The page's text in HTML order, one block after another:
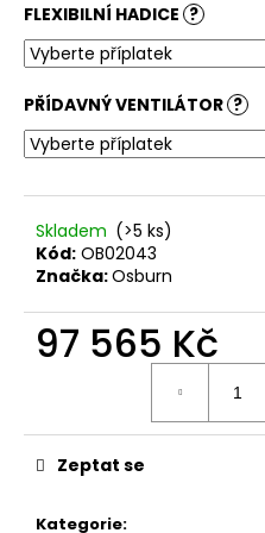
FLEXIBILNÍ HADICE ?
PŘÍDAVNÝ VENTILÁTOR ?
Skladem (>5 ks)
Kód: OB02043
Značka:Osburn
97 565 Kč
Kategorie:
Zeptat se
r
u
č
u
j
e
e
DOVRE
107
53